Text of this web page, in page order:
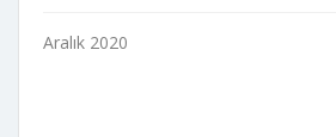
Aralık 2020